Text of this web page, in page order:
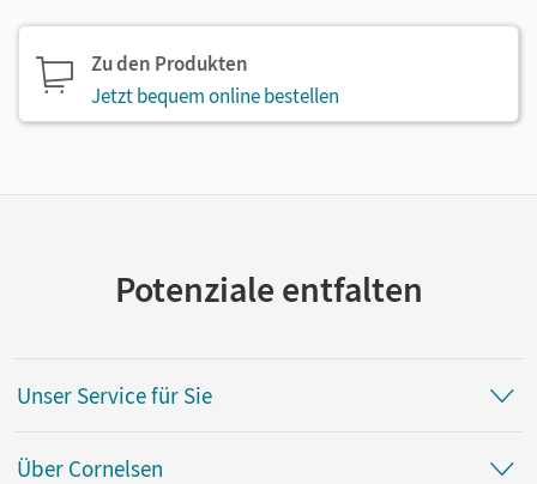
Zu den Produkten
Jetzt bequem online bestellen
Potenziale entfalten
Unser Service für Sie
Über Cornelsen